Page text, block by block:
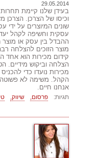
29.05.2014
בעידן שלנו קיימת
וכיסו של הצרכן. הצרכן
שונים המיוצרים על ידי
עסקית וחשיפה לקהל
ההבדל בין עסק או
מוצר הזוכים להצלחה
קידום מכירות הוא אחד
הצלחה וביקוש מידיים.
מכירות נועדו כדי
הקהל. משימה לא פשוטה
אנחנו חיים.
תגיות: פרסום, שיווק,